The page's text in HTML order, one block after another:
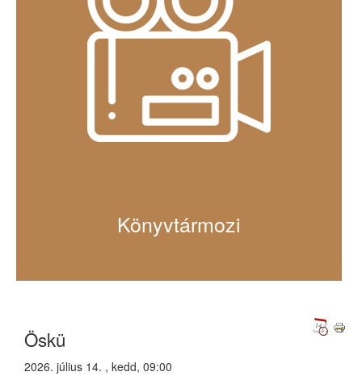
Könyvtármozi
Öskü
2026. július 14. , kedd, 09:00